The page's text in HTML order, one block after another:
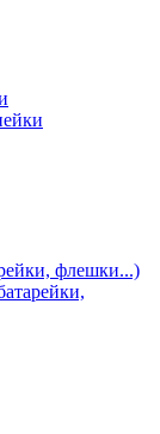
флешки...)